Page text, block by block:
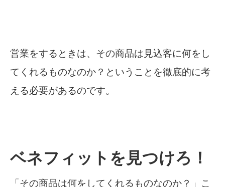
営業をするときは、その商品は見込客に何をし
てくれるものなのか？ということを徹底的に考
える必要があるのです。
ベネフィットを見つけろ！
「その商品は何をしてくれるものなのか？」こ